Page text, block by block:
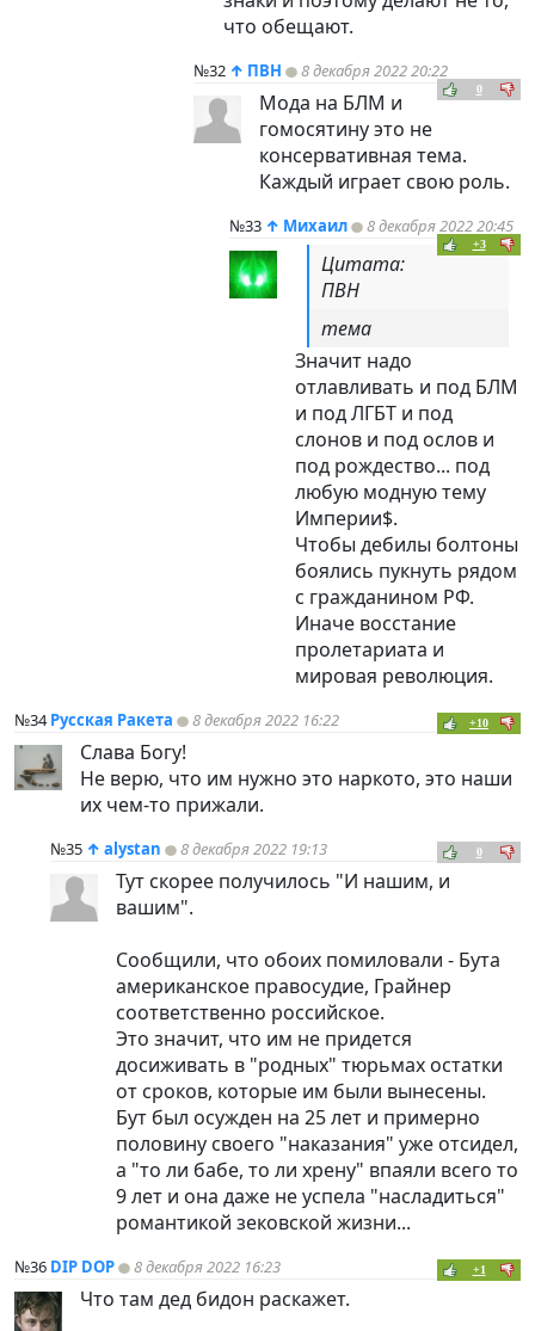
что обещают.
№32 ↑ ПВН 8 декабря 2022 20:22
0
Мода на БЛМ и
гомосятину это не
консервативная тема.
Каждый играет свою роль.
№33 ↑ Михаил 8 декабря 2022 20:45
+3
Цитата:
ПВН
тема
Значит надо
отлавливать и под БЛМ
и под ЛГБТ и под
слонов и под ослов и
под рождество... под
любую модную тему
Империи$.
Чтобы дебилы болтоны
боялись пукнуть рядом
с гражданином РФ.
Иначе восстание
пролетариата и
мировая революция.
№34Русская Ракета 8 декабря 2022 16:22 +10
Слава Богу!
Не верю, что им нужно это наркото, это наши
их чем-то прижали.
№35 ↑ alystan 8 декабря 2022 19:13 0
Тут скорее получилось "И нашим, и
вашим".
Сообщили, что обоих помиловали - Бута
американское правосудие, Грайнер
соответственно российское.
Это значит, что им не придется
досиживать в "родных" тюрьмах остатки
от сроков, которые им были вынесены.
Бут был осужден на 25 лет и примерно
половину своего "наказания" уже отсидел,
а "то ли бабе, то ли хрену" впаяли всего то
9 лет и она даже не успела "насладиться"
романтикой зековской жизни...
№36 DIP DOP 8 декабря 2022 16:23 +1
Что там дед бидон раскажет.